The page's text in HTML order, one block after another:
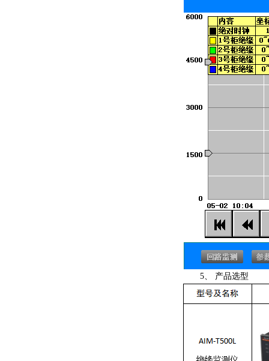
5、 产品选型